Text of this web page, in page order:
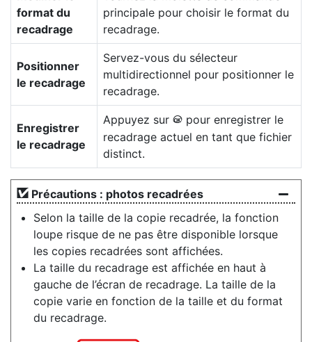
format du
recadrage
principale pour choisir le format du
recadrage.
Positionner
le recadrage
Servez-vous du sélecteur
multidirectionnel pour positionner le
recadrage.
Enregistrer
le recadrage
Appuyez sur J pour enregistrer le
recadrage actuel en tant que fichier
distinct.
Précautions : photos recadrées
Selon la taille de la copie recadrée, la fonction
loupe risque de ne pas être disponible lorsque
les copies recadrées sont affichées.
La taille du recadrage est affichée en haut à
gauche de l’écran de recadrage. La taille de la
copie varie en fonction de la taille et du format
du recadrage.